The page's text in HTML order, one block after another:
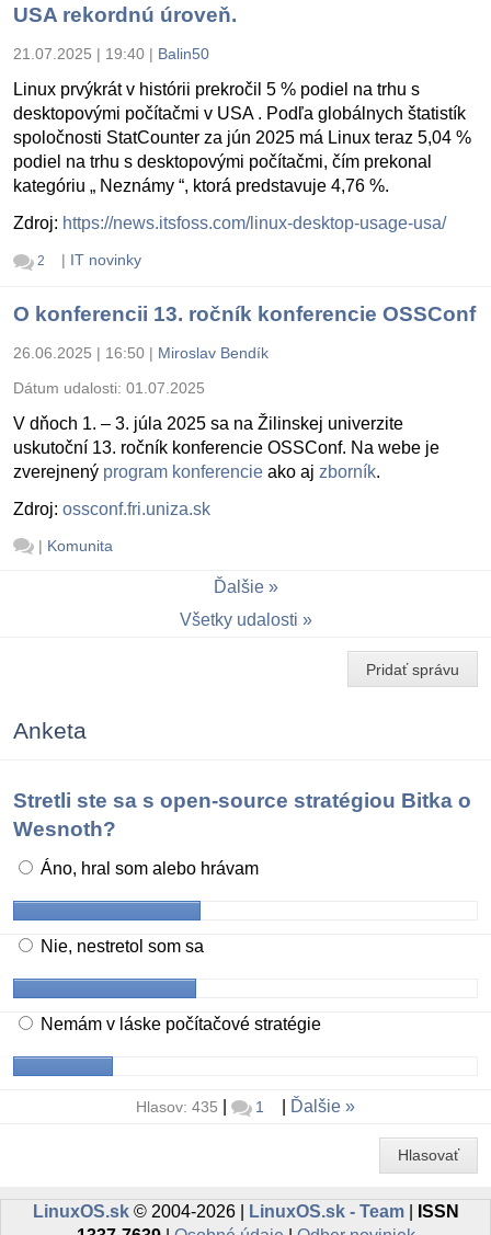
USA rekordnú úroveň.
21.07.2025 | 19:40 | Balin50
Linux prvýkrát v histórii prekročil 5 % podiel na trhu s
desktopovými počítačmi v USA . Podľa globálnych štatistík
spoločnosti StatCounter za jún 2025 má Linux teraz 5,04 %
podiel na trhu s desktopovými počítačmi, čím prekonal
kategóriu „ Neznámy “, ktorá predstavuje 4,76 %.
Zdroj: https://news.itsfoss.com/linux-desktop-usage-usa/
2 | IT novinky
O konferencii 13. ročník konferencie OSSConf
26.06.2025 | 16:50 | Miroslav Bendík
Dátum udalosti: 01.07.2025
V dňoch 1. – 3. júla 2025 sa na Žilinskej univerzite
uskutoční 13. ročník konferencie OSSConf. Na webe je
zverejnený program konferencie ako aj zborník.
Zdroj: ossconf.fri.uniza.sk
| Komunita
Ďalšie
Všetky udalosti
Pridať správu
Anketa
Stretli ste sa s open-source stratégiou Bitka o
Wesnoth?
Áno, hral som alebo hrávam
Nie, nestretol som sa
Nemám v láske počítačové stratégie
Hlasov: 435 1 Ďalšie
Hlasovať
LinuxOS.sk© 2004-2026 | LinuxOS.sk - Team|
ISSN